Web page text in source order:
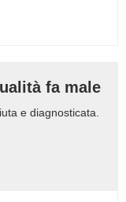
fa male
e diagnosticata.